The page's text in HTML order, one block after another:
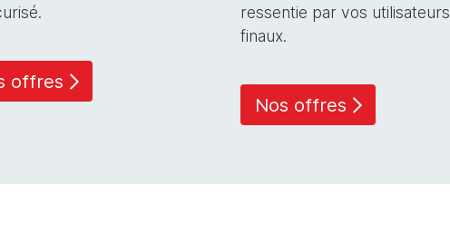
offres
ressentie par vos utilisateurs
finaux.
Nos offres